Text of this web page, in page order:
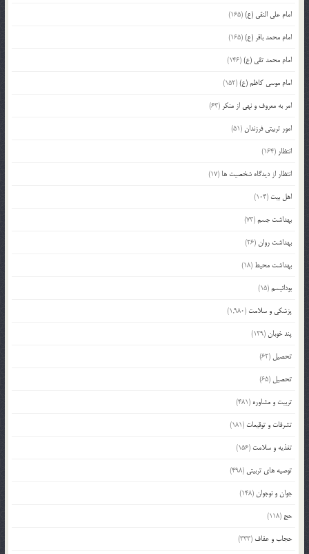
امام علی النقی (ع)(165)
امام محمد باقر (ع)(165)
امام محمد تقی (ع)(146)
امام موسی کاظم (ع)(152)
امر به معروف و نهی از منکر (63)
امور تربیتی فرزندان(51)
انتظار (164)
انتظار از دیدگاه شخصیت ها (17)
اهل بیت (104)
بهداشت جسم(73)
بهداشت روان(26)
بهداشت محیط (18)
بودائیسم(15)
پزشکی و سلامت (1,980)
پند خوبان(129)
تحصیل (62)
تحصیل (65)
تربیت و مشاوره (481)
تشرفات و توقیعات (181)
تغذیه و سلامت (156)
توصیه های تربیتی (498)
جوان و نوجوان(148)
حج (118)
حجاب و عفاف (333)